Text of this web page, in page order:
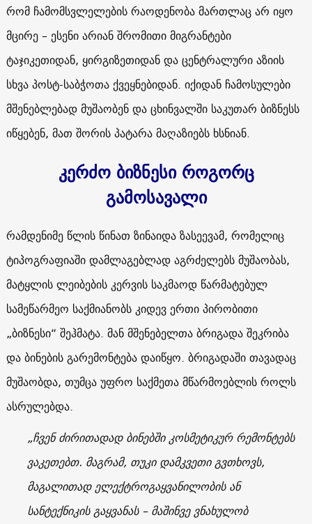
რომ ჩამომსვლელების რაოდენობა მართლაც არ იყო
მცირე – ესენი არიან შრომითი მიგრანტები
ტაჯიკეთიდან, ყირგიზეთიდან და ცენტრალური აზიის
სხვა პოსტ-საბჭოთა ქვეყნებიდან. იქიდან ჩამოსულები
მშენებლებად მუშაობენ და ცხინვალში საკუთარ ბიზნესს
იწყებენ, მათ შორის პატარა მაღაზიებს ხსნიან.
კერძო ბიზნესი როგორც
გამოსავალი
რამდენიმე წლის წინათ ზინაიდა ზასეევამ, რომელიც
ტიპოგრაფიაში დამლაგებლად აგრძელებს მუშაობას,
მატყლის ლეიბების კერვის საკმაოდ წარმატებულ
სამეწარმეო საქმიანობს კიდევ ერთი პირობითი
„ბიზნესი“ შეჰმატა. მან მშენებელთა ბრიგადა შეკრიბა
და ბინების გარემონტება დაიწყო. ბრიგადაში თავადაც
მუშაობდა, თუმცა უფრო საქმეთა მწარმოებლის როლს
ასრულებდა.
„ჩვენ ძირითადად ბინებში კოსმეტიკურ რემონტებს
ვაკეთებთ. მაგრამ, თუკი დამკვეთი გვთხოვს,
მაგალითად ელექტროგაყვანილობის ან
სანტექნიკის გაყვანას – მაშინვე ვნახულობ